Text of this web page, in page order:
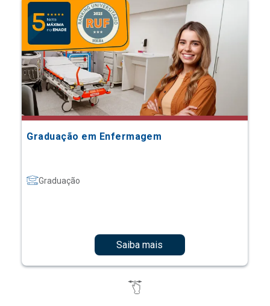
Graduação em Enfermagem
Graduação
Saiba mais